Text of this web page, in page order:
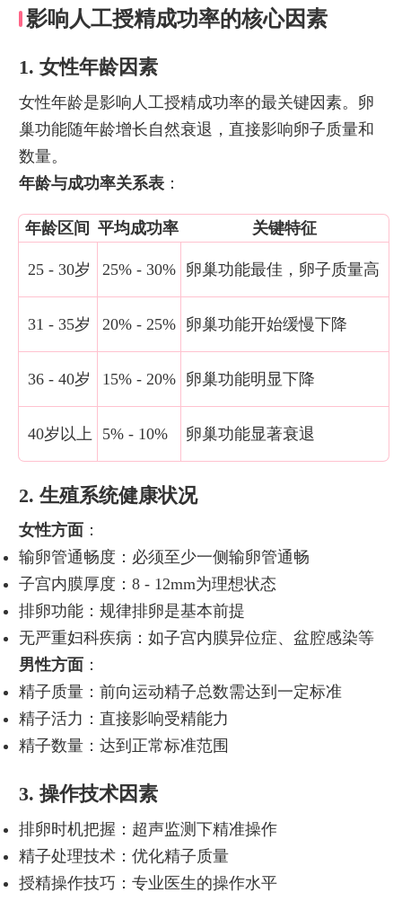
影响人工授精成功率的核心因素
1. 女性年龄因素
女性年龄是影响人工授精成功率的最关键因素。卵
巢功能随年龄增长自然衰退，直接影响卵子质量和
数量。
年龄与成功率关系表：
年龄区间 平均成功率 关键特征
25 - 30岁 25% - 30% 卵巢功能最佳，卵子质量高
31 - 35岁 20% - 25% 卵巢功能开始缓慢下降
36 - 40岁 15% - 20% 卵巢功能明显下降
40岁以上 5% - 10% 卵巢功能显著衰退
2. 生殖系统健康状况
女性方面 ：
输卵管通畅度：必须至少一侧输卵管通畅
子宫内膜厚度：8 - 12mm为理想状态
排卵功能：规律排卵是基本前提
无严重妇科疾病：如子宫内膜异位症、盆腔感染等
男性方面 ：
精子质量：前向运动精子总数需达到一定标准
精子活力：直接影响受精能力
精子数量：达到正常标准范围
3. 操作技术因素
排卵时机把握：超声监测下精准操作
精子处理技术：优化精子质量
授精操作技巧：专业医生的操作水平